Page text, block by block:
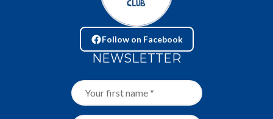
Follow on Facebook
NEWSLETTER